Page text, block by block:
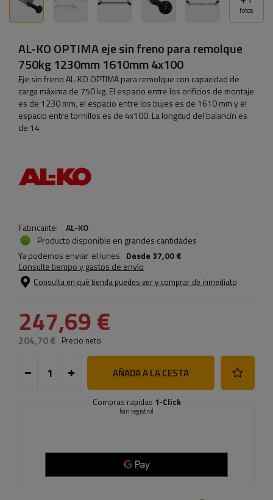
fotos
AL-KO OPTIMA eje sin freno para remolque
750kg 1230mm 1610mm 4x100
Eje sin freno AL-KO OPTIMA para remolque con capacidad de
carga máxima de 750 kg. El espacio entre los orificios de montaje
es de 1230 mm, el espacio entre los bujes es de 1610 mm y el
espacio entre tornillos es de 4x100. La longitud del balancín es
de 14
Fabricante:
AL-KO
Producto disponible en grandes cantidades
Ya podemos enviar el lunes Desde 37,00 €
Consulte tiempo y gastos de envío
Consulta en qué tienda puedes ver y comprar de inmediato
247,69 €
204,70 € Precio neto
AÑADA A LA CESTA
Compras rapidas 1-Click
(sin registro)